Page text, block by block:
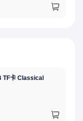
TF卡 Classical